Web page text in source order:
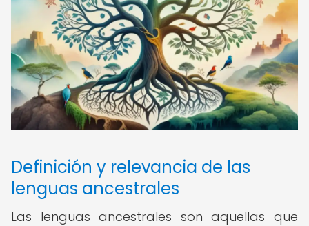
Definición y relevancia de las
lenguas ancestrales
Las lenguas ancestrales son aquellas que